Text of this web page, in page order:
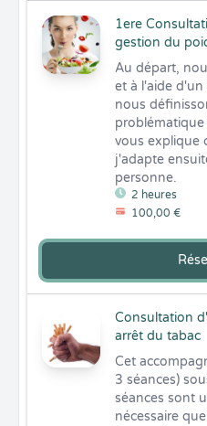
1ere
gestion du
2 heures
100,00 €
Au départ,
et à l'aide d'un
nous
vous explique
j'adapte
personne.
Consultation
arrêt du tabac
Cet
3 séances)
séances sont
nécessaire